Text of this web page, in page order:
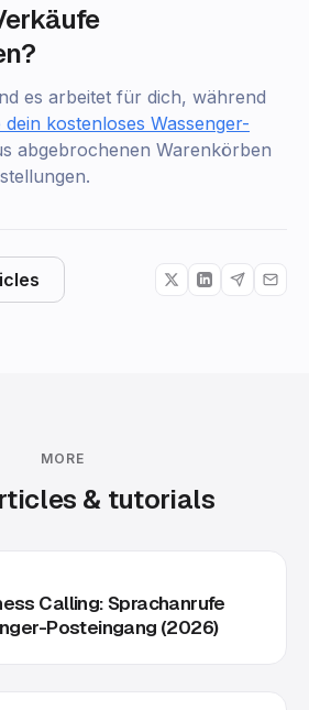
es arbeitet für dich, während
dein kostenloses Wassenger-
abgebrochenen Warenkörben
MORE
& tutorials
Calling: Sprachanrufe
Posteingang (2026)